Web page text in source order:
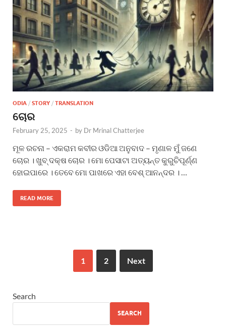
ODIA / STORY / TRANSLATION
ଚୋର
February 25, 2025 - by Dr Mrinal Chatterjee
ମୂଳ ରଚନା – ଏକରାମ କବୀର ଓଡିଆ ଅନୁବାଦ – ମୃଣାଳ ମୁଁ ଜଣେ
ଚୋର । ଖୁବ୍ ଦକ୍ଷ ଚୋର । ମୋ ପେସାଟା ଅତ୍ୟନ୍ତ କୁରୁଚିପୂର୍ଣ୍ଣ
ହୋଇପାରେ । ତେବେ ମୋ ପାଖରେ ଏହା ବେଶ୍ ଆନନ୍ଦର । …
READ MORE
1 2 Next
Search
SEARCH